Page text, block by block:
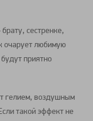
сестренке,
очарует любимую
приятно
гелием, воздушным
такой эффект не